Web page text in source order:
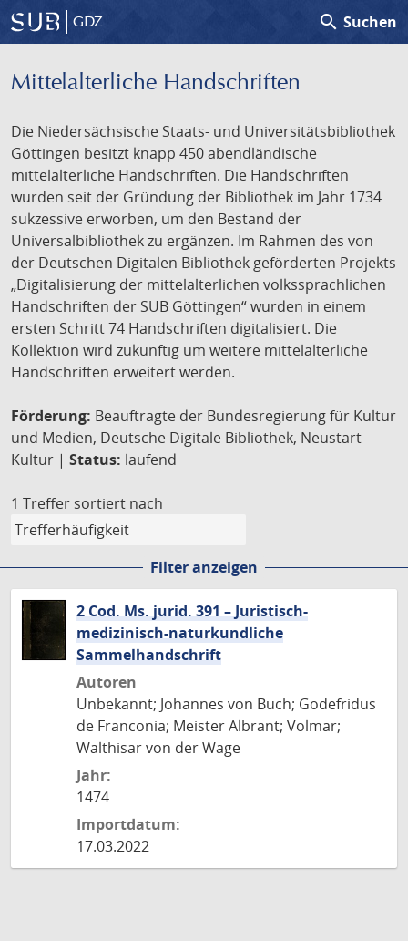
GDZ search Suchen
Mittelalterliche Handschriften
Die Niedersächsische Staats- und Universitätsbibliothek
Göttingen besitzt knapp 450 abendländische
mittelalterliche Handschriften. Die Handschriften
wurden seit der Gründung der Bibliothek im Jahr 1734
sukzessive erworben, um den Bestand der
Universalbibliothek zu ergänzen. Im Rahmen des von
der Deutschen Digitalen Bibliothek geförderten Projekts
„Digitalisierung der mittelalterlichen volkssprachlichen
Handschriften der SUB Göttingen“ wurden in einem
ersten Schritt 74 Handschriften digitalisiert. Die
Kollektion wird zukünftig um weitere mittelalterliche
Handschriften erweitert werden.
Förderung: Beauftragte der Bundesregierung für Kultur
und Medien, Deutsche Digitale Bibliothek, Neustart
Kultur | Status: laufend
1 Treffer sortiert nach
Filter anzeigen
2 Cod. Ms. jurid. 391 – Juristisch-
medizinisch-naturkundliche
Sammelhandschrift
Autoren
Unbekannt; Johannes von Buch; Godefridus
de Franconia; Meister Albrant; Volmar;
Walthisar von der Wage
Jahr:
1474
Importdatum:
17.03.2022